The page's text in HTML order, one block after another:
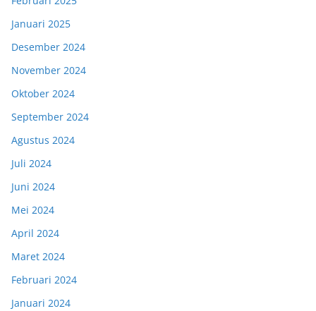
Januari 2025
Desember 2024
November 2024
Oktober 2024
September 2024
Agustus 2024
Juli 2024
Juni 2024
Mei 2024
April 2024
Maret 2024
Februari 2024
Januari 2024